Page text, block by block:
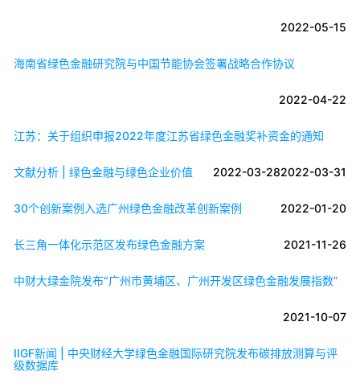
2022-05-15
海南省绿色金融研究院与中国节能协会签署战略合作协议
2022-04-22
江苏：关于组织申报2022年度江苏省绿色金融奖补资金的通知
2022-03-31
文献分析 | 绿色金融与绿色企业价值 2022-03-28
30个创新案例入选广州绿色金融改革创新案例 2022-01-20
长三角一体化示范区发布绿色金融方案 2021-11-26
中财大绿金院发布“广州市黄埔区、广州开发区绿色金融发展指数”
2021-10-07
IIGF新闻 | 中央财经大学绿色金融国际研究院发布碳排放测算与评
级数据库